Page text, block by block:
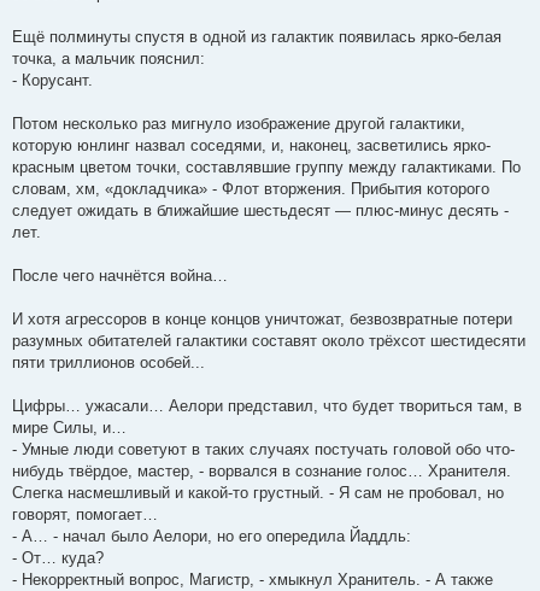
Ещё полминуты спустя в одной из галактик появилась ярко-белая
точка, а мальчик пояснил:
- Корусант.
Потом несколько раз мигнуло изображение другой галактики,
которую юнлинг назвал соседями, и, наконец, засветились ярко-
красным цветом точки, составлявшие группу между галактиками. По
словам, хм, «докладчика» - Флот вторжения. Прибытия которого
следует ожидать в ближайшие шестьдесят — плюс-минус десять -
лет.
После чего начнётся война…
И хотя агрессоров в конце концов уничтожат, безвозвратные потери
разумных обитателей галактики составят около трёхсот шестидесяти
пяти триллионов особей...
Цифры… ужасали… Аелори представил, что будет твориться там, в
мире Силы, и…
- Умные люди советуют в таких случаях постучать головой обо что-
нибудь твёрдое, мастер, - ворвался в сознание голос… Хранителя.
Слегка насмешливый и какой-то грустный. - Я сам не пробовал, но
говорят, помогает…
- А… - начал было Аелори, но его опередила Йаддль:
- От… куда?
- Некорректный вопрос, Магистр, - хмыкнул Хранитель. - А также